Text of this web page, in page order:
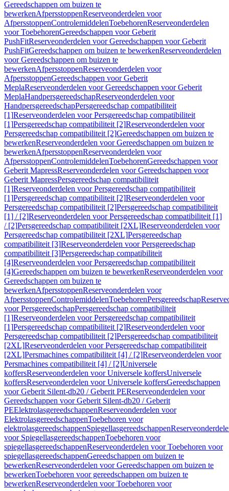
Gereedschappen om buizen te
bewerkenAfpersstoppenReserveonderdelen voor
AfpersstoppenControlemiddelenToebehorenReserveonderdelen
voor ToebehorenGereedschappen voor Geberit
PushFitReserveonderdelen voor Gereedschappen voor Geberit
PushFitGereedschappen om buizen te bewerkenReserveonderdelen
voor Gereedschappen om buizen te
bewerkenAfpersstoppenReserveonderdelen voor
AfpersstoppenGereedschappen voor Geberit
MeplaReserveonderdelen voor Gereedschappen voor Geberit
MeplaHandpersgereedschapReserveonderdelen voor
HandpersgereedschapPersgereedschap compatibiliteit
[1]Reserveonderdelen voor Persgereedschap compatibiliteit
[1]Persgereedschap compatibiliteit [2]Reserveonderdelen voor
Persgereedschap compatibiliteit [2]Gereedschappen om buizen te
bewerkenReserveonderdelen voor Gereedschappen om buizen te
bewerkenAfpersstoppenReserveonderdelen voor
AfpersstoppenControlemiddelenToebehorenGereedschappen voor
Geberit MapressReserveonderdelen voor Gereedschappen voor
Geberit MapressPersgereedschap compatibiliteit
[1]Reserveonderdelen voor Persgereedschap compatibiliteit
[1]Persgereedschap compatibiliteit [2]Reserveonderdelen voor
Persgereedschap compatibiliteit [2]Persgereedschap compatibiliteit
[1] / [2]Reserveonderdelen voor Persgereedschap compatibiliteit [1]
/ [2]Persgereedschap compatibiliteit [2XL]Reserveonderdelen voor
Persgereedschap compatibiliteit [2XL]Persgereedschap
compatibiliteit [3]Reserveonderdelen voor Persgereedschap
compatibiliteit [3]Persgereedschap compatibiliteit
[4]Reserveonderdelen voor Persgereedschap compatibiliteit
[4]Gereedschappen om buizen te bewerkenReserveonderdelen voor
Gereedschappen om buizen te
bewerkenAfpersstoppenReserveonderdelen voor
AfpersstoppenControlemiddelenToebehorenPersgereedschap
voor PersgereedschapPersgereedschap compatibiliteit
[1]Reserveonderdelen voor Persgereedschap compatibiliteit
[1]Persgereedschap compatibiliteit [2]Reserveonderdelen voor
Persgereedschap compatibiliteit [2]Persgereedschap compatibiliteit
[2XL]Reserveonderdelen voor Persgereedschap compatibiliteit
[2XL]Persmachines compatibiliteit [4] / [2]Reserveonderdelen voor
Persmachines compatibiliteit [4] / [2]Universele
koffersReserveonderdelen voor Universele koffersUniversele
koffersReserveonderdelen voor Universele koffersGereedschappen
voor Geberit Silent-db20 / Geberit PEReserveonderdelen voor
Gereedschappen voor Geberit Silent-db20 / Geberit
PEElektrolasgereedschappenReserveonderdelen voor
ElektrolasgereedschappenToebehoren voor
elektrolasgereedschappenSpiegellasgereedschappen
voor SpiegellasgereedschappenToebehoren voor
spiegellasgereedschappenReserveonderdelen voor Toebehoren voor
spiegellasgereedschappenGereedschappen om buizen te
bewerkenReserveonderdelen voor Gereedschappen om buizen te
bewerkenToebehoren voor gereedschappen om buizen te
bewerkenReserveonderdelen voor Toebehoren voor